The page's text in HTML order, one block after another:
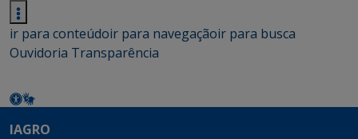
ir para conteúdoir para navegaçãoir para busca
Ouvidoria Transparência
IAGRO